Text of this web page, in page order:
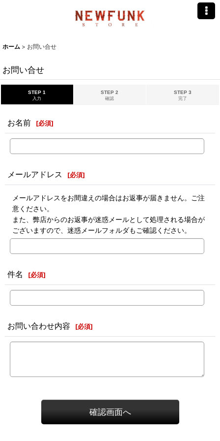
ホーム > お問い合せ
お問い合せ
STEP 1
入力
STEP 2
確認
STEP 3
完了
お名前 [必須]
メールアドレス [必須]
メールアドレスをお間違えの場合はお返事が届きません。ご注
意ください。
また、弊店からのお返事が迷惑メールとして処理される場合が
ございますので、迷惑メールフォルダもご確認ください。
件名 [必須]
お問い合わせ内容 [必須]
確認画面へ